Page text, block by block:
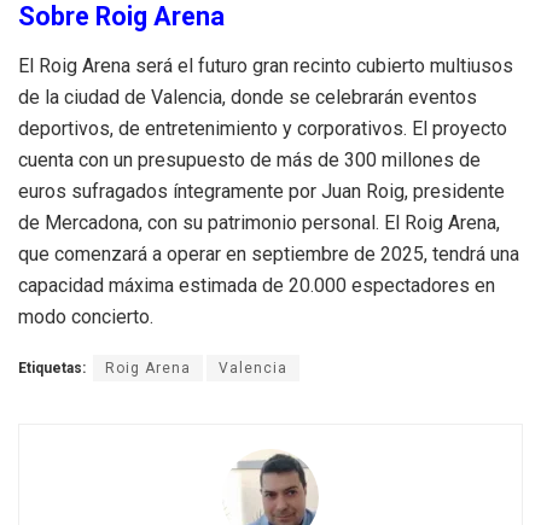
Sobre Roig Arena
El Roig Arena será el futuro gran recinto cubierto multiusos
de la ciudad de Valencia, donde se celebrarán eventos
deportivos, de entretenimiento y corporativos. El proyecto
cuenta con un presupuesto de más de 300 millones de
euros sufragados íntegramente por Juan Roig, presidente
de Mercadona, con su patrimonio personal. El Roig Arena,
que comenzará a operar en septiembre de 2025, tendrá una
capacidad máxima estimada de 20.000 espectadores en
modo concierto.
Etiquetas: Roig Arena Valencia